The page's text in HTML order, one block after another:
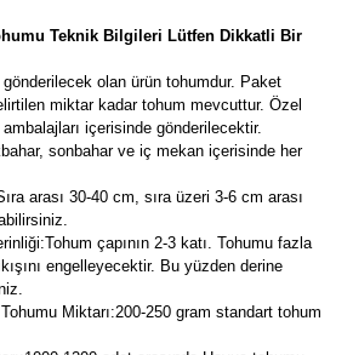
Teknik Bilgileri Lütfen Dikkatli Bir
olan ürün tohumdur. Paket
miktar kadar tohum mevcuttur. Özel
içerisinde gönderilecektir.
sonbahar ve iç mekan içerisinde her
arası 30-40 cm, sıra üzeri 3-6 cm arası
çapının 2-3 katı. Tohumu fazla
engelleyecektir. Bu yüzden derine
Miktarı:200-250 gram standart tohum